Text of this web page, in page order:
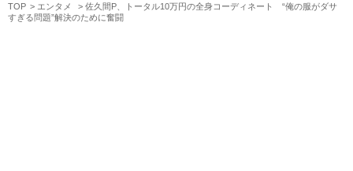
TOP エンタメ
佐久間P、トータル10万円の全身コーディネート “俺の服がダサ
すぎる問題”解決のために奮闘